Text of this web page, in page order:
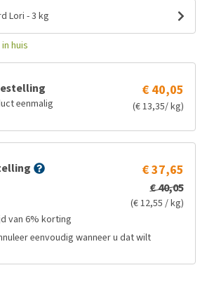
Lori - 3 kg
huis
eenmalig
€ 40,05
(€ 13,35/ kg)
€ 37,65
€ 40,05
(€ 12,55 / kg)
van 6% korting
eenvoudig wanneer u dat wilt